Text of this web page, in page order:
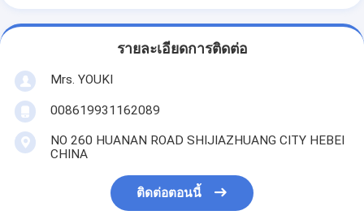
รายละเอียดการติดต่อ
Mrs. YOUKI
008619931162089
NO 260 HUANAN ROAD SHIJIAZHUANG CITY HEBEI
CHINA
ติดต่อตอนนี้